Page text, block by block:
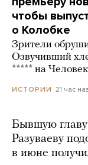
чтобы
о Колобке
Зрители
Озвучивший
***** на
ИСТОРИИ 21 час
Бывшую
Разуваеву
в июне